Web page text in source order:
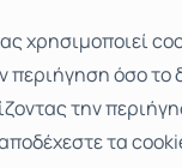
χρησιμοποιεί
περιήγηση όσο το
την
τα